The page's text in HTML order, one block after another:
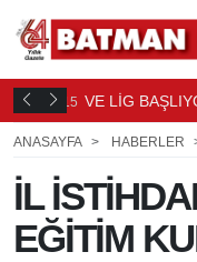
15 VE LİG
ANASAYFA
HABERLER
İL
EĞİTİM